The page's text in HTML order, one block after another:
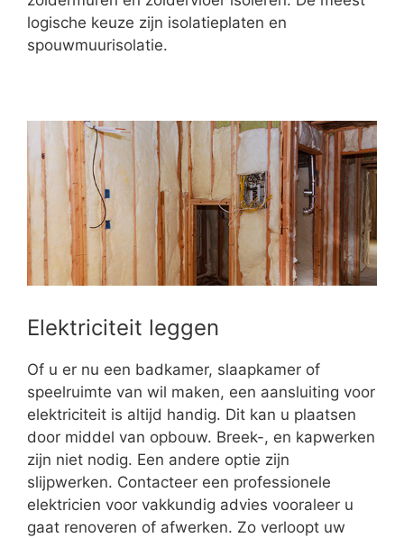
logische keuze zijn isolatieplaten en
spouwmuurisolatie.
Elektriciteit leggen
Of u er nu een badkamer, slaapkamer of
speelruimte van wil maken, een aansluiting voor
elektriciteit is altijd handig. Dit kan u plaatsen
door middel van opbouw. Breek-, en kapwerken
zijn niet nodig. Een andere optie zijn
slijpwerken. Contacteer een professionele
elektricien voor vakkundig advies vooraleer u
gaat renoveren of afwerken. Zo verloopt uw